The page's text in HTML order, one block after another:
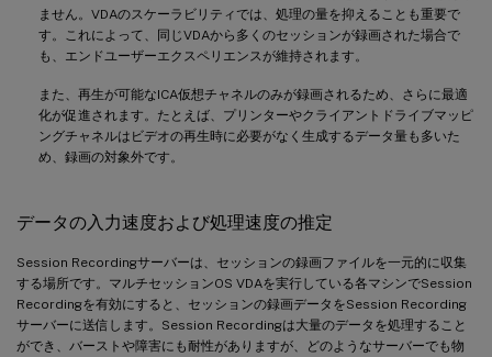
ません。VDAのスケーラビリティでは、処理の量を抑えることも重要で
す。これによって、同じVDAから多くのセッションが録画された場合で
も、エンドユーザーエクスペリエンスが維持されます。
また、再生が可能なICA仮想チャネルのみが録画されるため、さらに最適
化が促進されます。たとえば、プリンターやクライアントドライブマッピ
ングチャネルはビデオの再生時に必要がなく生成するデータ量も多いた
め、録画の対象外です。
データの入力速度および処理速度の推定
Session Recordingサーバーは、セッションの録画ファイルを一元的に収集
する場所です。マルチセッションOS VDAを実行している各マシンでSession
Recordingを有効にすると、セッションの録画データをSession Recording
サーバーに送信します。Session Recordingは大量のデータを処理すること
ができ、バーストや障害にも耐性がありますが、どのようなサーバーでも物